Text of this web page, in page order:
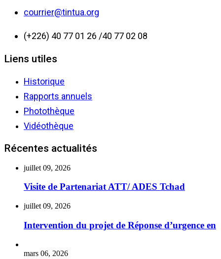
courrier@tintua.org
(+226) 40 77 01 26 /40 77 02 08
Liens utiles
Historique
Rapports annuels
Photothèque
Vidéothèque
Récentes actualités
juillet 09, 2026
Visite de Partenariat ATT/ ADES Tchad
juillet 09, 2026
Intervention du projet de Réponse d’urgence en
mars 06, 2026